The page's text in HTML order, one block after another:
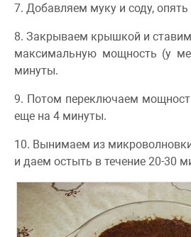
7. Добавляем муку и соду,
8. Закрываем крышкой и
максимальную мощность (у
минуты.
9. Потом переключаем
еще на 4 минуты.
10. Вынимаем из
и даем остыть в течение 20-30